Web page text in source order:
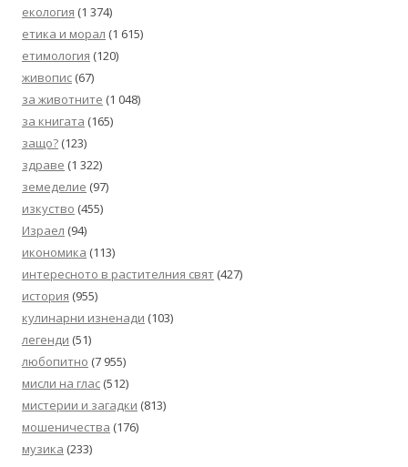
екология (1 374)
етика и морал (1 615)
етимология (120)
живопис (67)
за животните (1 048)
за книгата (165)
защо? (123)
здраве (1 322)
земеделие (97)
изкуство (455)
Израел (94)
икономика (113)
интересното в растителния свят (427)
история (955)
кулинарни изненади (103)
легенди (51)
любопитно (7 955)
мисли на глас (512)
мистерии и загадки (813)
мошеничества (176)
музика (233)